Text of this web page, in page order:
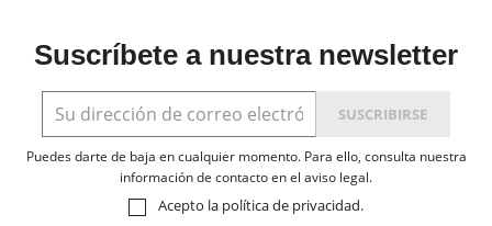
Suscríbete a nuestra newsletter
Puedes darte de baja en cualquier momento. Para ello, consulta nuestra
información de contacto en el aviso legal.
Acepto la política de privacidad.